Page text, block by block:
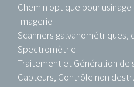
Chemin optique pour usinage
Imagerie
Scanners galvanométriques,
Spectromètrie
Traitement et Génération de
Capteurs, Contrôle non